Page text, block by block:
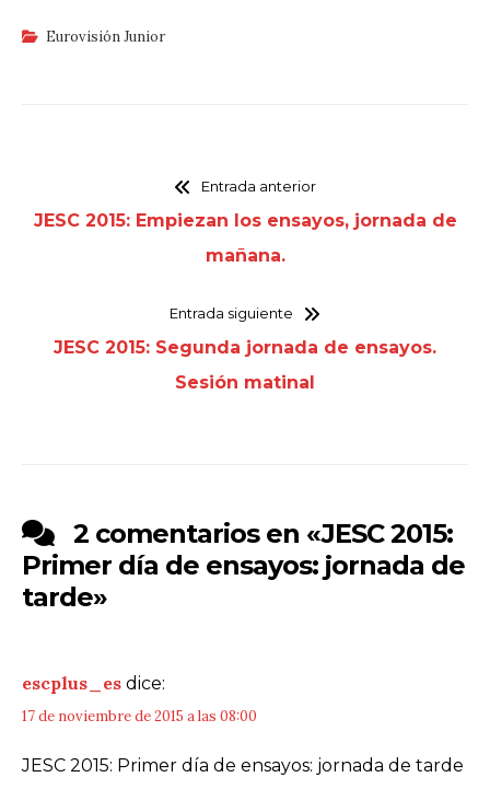
Eurovisión Junior
Entrada anterior
JESC 2015: Empiezan los ensayos, jornada de
mañana.
Entrada siguiente
JESC 2015: Segunda jornada de ensayos.
Sesión matinal
2 comentarios en «JESC 2015:
Primer día de ensayos: jornada de
tarde»
escplus_es dice:
17 de noviembre de 2015 a las 08:00
JESC 2015: Primer día de ensayos: jornada de tarde